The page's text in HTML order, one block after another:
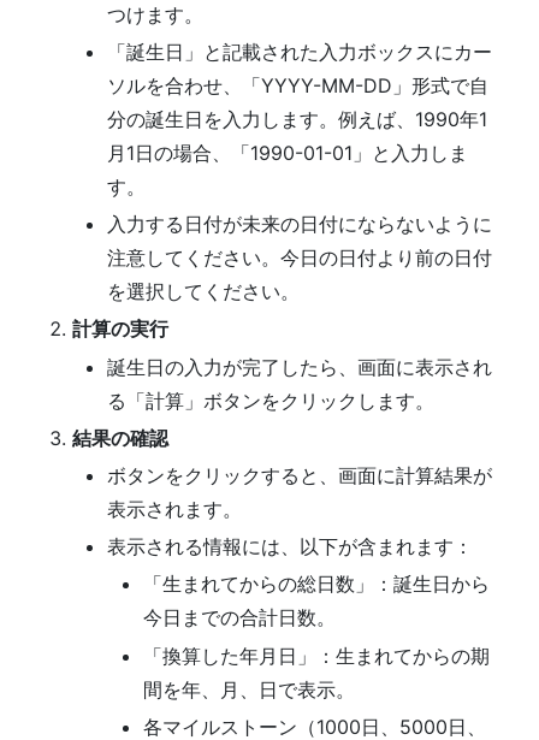
つけます。
「誕生日」と記載された入力ボックスにカー
ソルを合わせ、「YYYY-MM-DD」形式で自
分の誕生日を入力します。例えば、1990年1
月1日の場合、「1990-01-01」と入力しま
す。
入力する日付が未来の日付にならないように
注意してください。今日の日付より前の日付
を選択してください。
計算の実行
誕生日の入力が完了したら、画面に表示され
る「計算」ボタンをクリックします。
結果の確認
ボタンをクリックすると、画面に計算結果が
表示されます。
表示される情報には、以下が含まれます：
「生まれてからの総日数」：誕生日から
今日までの合計日数。
「換算した年月日」：生まれてからの期
間を年、月、日で表示。
各マイルストーン（1000日、5000日、